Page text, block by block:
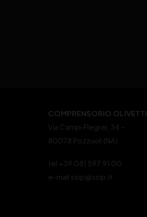
COMPRENSORIO OLIVETTI
Via Campi Flegrei, 34 –
80078 Pozzuoli (NA)
tel +39 081 597 91 00
e-mail ssip@ssip.it